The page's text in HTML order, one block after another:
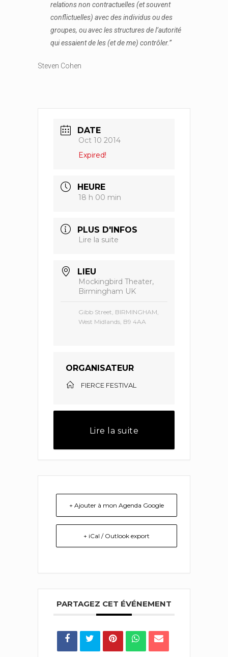
relations non contractuelles (et souvent
conflictuelles) avec des individus ou des
groupes, ou avec les structures de l’autorité
qui essaient de les (et de me) contrôler.”
Steven Cohen
DATE
Oct 10 2014
Expired!
HEURE
18 h 00 min
PLUS D'INFOS
Lire la suite
LIEU
Mockingbird Theater,
Birmingham UK
Gibb Street, BIRMINGHAM,
West Midlands, B9 4AA
ORGANISATEUR
FIERCE FESTIVAL
Lire la suite
+ Ajouter à mon Agenda Google
+ iCal / Outlook export
PARTAGEZ CET ÉVÉNEMENT